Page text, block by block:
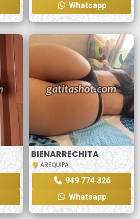
Whatsapp
BIENARRECHITA
AREQUIPA
949 774 326
Whatsapp